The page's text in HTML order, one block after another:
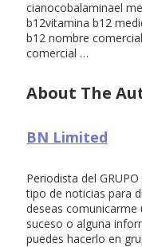
cianocobalaminael
b12vitamina b12
b12 nombre
comercial …
About The
BN Limited
Periodista del
tipo de noticias para
deseas
suceso o alguna
puedes hacerlo en